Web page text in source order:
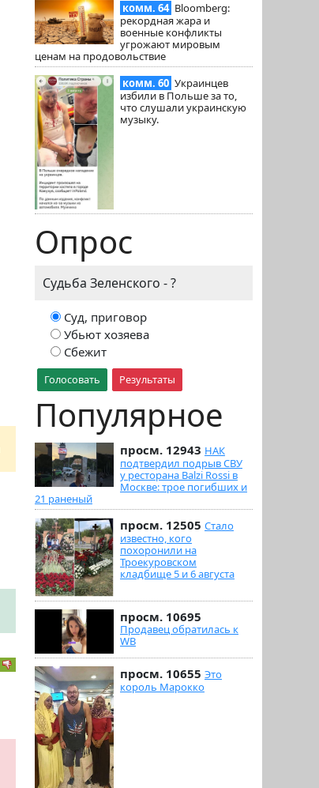
комм. 64 Bloomberg:
рекордная жара и
военные конфликты
угрожают мировым
ценам на продовольствие
комм. 60 Украинцев
избили в Польше за то,
что слушали украинскую
музыку.
Опрос
Судьба Зеленского - ?
Суд, приговор
Убьют хозяева
Сбежит
Голосовать Результаты
Популярное
просм. 12943 НАК
подтвердил подрыв СВУ
у ресторана Balzi Rossi в
Москве: трое погибших и
21 раненый
просм. 12505 Стало
известно, кого
похоронили на
Троекуровском
кладбище 5 и 6 августа
просм. 10695
Продавец обратилась к
WB
просм. 10655 Это
король Марокко